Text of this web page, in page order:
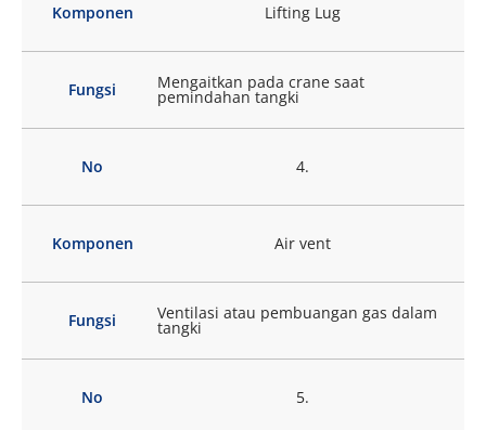
Komponen Lifting Lug
Fungsi Mengaitkan pada crane saat
pemindahan tangki
No 4.
Komponen Air vent
Fungsi Ventilasi atau pembuangan gas dalam
tangki
No 5.